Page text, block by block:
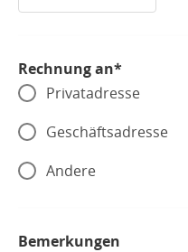
Rechnung an*
Privatadresse
Geschäftsadresse
Andere
Bemerkungen